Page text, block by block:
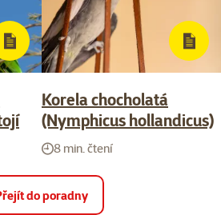
Korela chocholatá
(Nymphicus hollandicus)
8 min. čtení
do poradny